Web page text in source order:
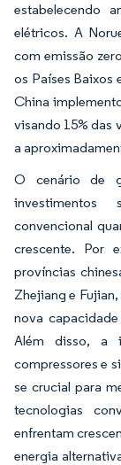
estabelecendo
elétricos. A
com emissão
os Países Baixos
China
visando 15% das
a
O cenário de
investimentos
convencional
crescente. Por
províncias
Zhejiang e
nova
Além disso, a
compressores e
se crucial para
tecnologias
enfrentam
energia